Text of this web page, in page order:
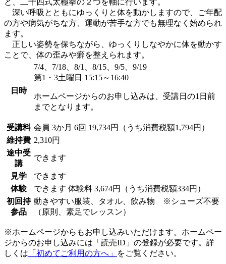
深い呼吸とともにゆっくりと体を動かしますので、ご年配
の方や病気がちな方、運動が苦手な方でも無理なく始められ
ます。
正しい姿勢を保ちながら、ゆっくりしなやかに体を動かす
ことで、体の歪みや癖を整えられます。
日時
7/4、7/18、8/1、8/15、9/5、9/19
第1・3土曜日 15:15～16:40
ホームページからのお申し込みは、受講日の1日前
までとなります。
受講料 会員 3か月 6回 19,734円（うち消費税額1,794円）
維持費 2,310円
途中受
講
できます
見学
できます
体験
できます 体験料 3,674円（うち消費税額334円）
初回持
参品
動きやすい服装、タオル、飲み物 ※シューズ不要
（原則、素足でレッスン）
※ホームページからもお申し込みいただけます。ホームペー
ジからのお申し込みには「読売ID」の登録が必要です。詳
しくは 「初めてご利用の方へ」 をご覧ください。